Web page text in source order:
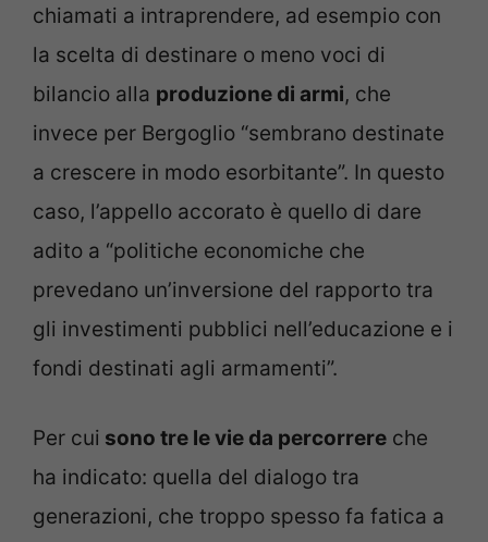
chiamati a intraprendere, ad esempio con
la scelta di destinare o meno voci di
bilancio alla produzione di armi, che
invece per Bergoglio “sembrano destinate
a crescere in modo esorbitante”. In questo
caso, l’appello accorato è quello di dare
adito a “politiche economiche che
prevedano un’inversione del rapporto tra
gli investimenti pubblici nell’educazione e i
fondi destinati agli armamenti”.
Per cui sono tre le vie da percorrere che
ha indicato: quella del dialogo tra
generazioni, che troppo spesso fa fatica a